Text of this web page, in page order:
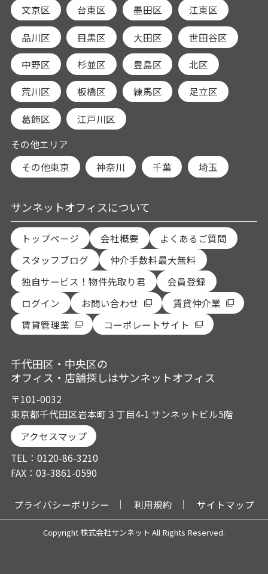
文京区
台東区 墨田区 江東区
品川区 目黒区 大田区 世田谷区
中野区 杉並区 豊島区 北区
荒川区 板橋区 練馬区 足立区
葛飾区
江戸川区
その他エリア
その他東京
神奈川 千葉 埼玉
サンネットオフィスについて
トップページ 会社概要
よくあるご質問
スタッフブログ
仲介手数料最大無料
独自サービス！物件先取り君
会員登録
ログイン
お問い合わせ
賃貸仲介業
賃貸管理業
コーポレートサイト
千代田区・中央区の
オフィス・店舗探しはサンネットオフィス
〒101-0032
東京都千代田区岩本町３丁目4-1 サンネットビル5階
アクセスマップ
TEL：0120-86-3210
FAX：03-3861-0590
プライバシーポリシー 利用規約 サイトマップ
Copyright 株式会社サンネット All Rights Reserved.